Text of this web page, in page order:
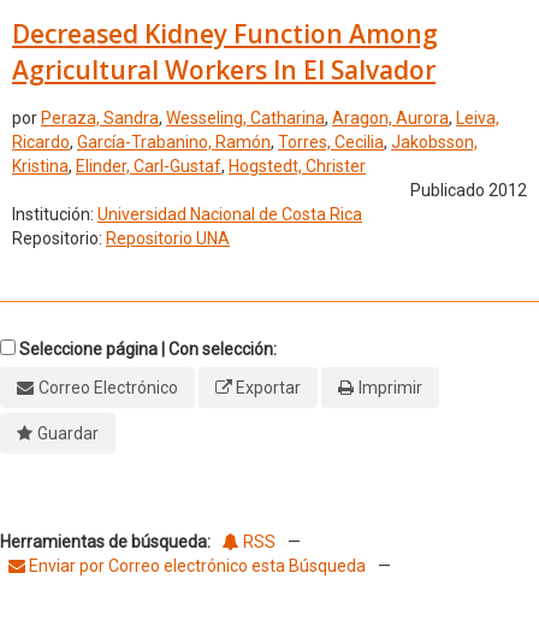
Decreased Kidney Function Among
Agricultural Workers In El Salvador
por Peraza, Sandra, Wesseling, Catharina, Aragon, Aurora, Leiva,
Ricardo, García-Trabanino, Ramón, Torres, Cecilia, Jakobsson,
Kristina, Elinder, Carl-Gustaf, Hogstedt, Christer
Publicado 2012
Institución: Universidad Nacional de Costa Rica
Repositorio: Repositorio UNA
Seleccione página | Con selección:
Correo Electrónico
Exportar Imprimir
Guardar
Herramientas de búsqueda: RSS
—
Enviar por Correo electrónico esta Búsqueda
—